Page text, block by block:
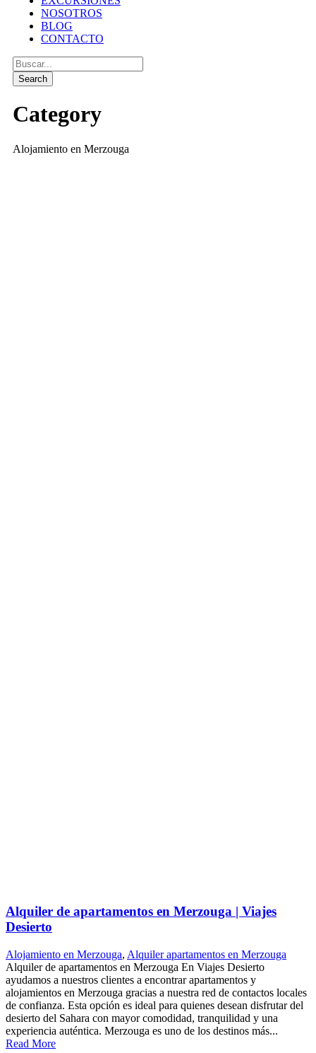
NOSOTROS
BLOG
CONTACTO
Category
Alojamiento en Merzouga
Alquiler de apartamentos en Merzouga | Viajes
Desierto
Alojamiento en Merzouga, Alquiler apartamentos en Merzouga
Alquiler de apartamentos en Merzouga En Viajes Desierto
ayudamos a nuestros clientes a encontrar apartamentos y
alojamientos en Merzouga gracias a nuestra red de contactos locales
de confianza. Esta opción es ideal para quienes desean disfrutar del
desierto del Sahara con mayor comodidad, tranquilidad y una
experiencia auténtica. Merzouga es uno de los destinos más...
Read More